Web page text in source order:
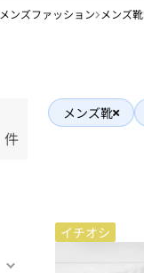
メンズファッション メンズ靴
件
メンズ靴
イチオシ